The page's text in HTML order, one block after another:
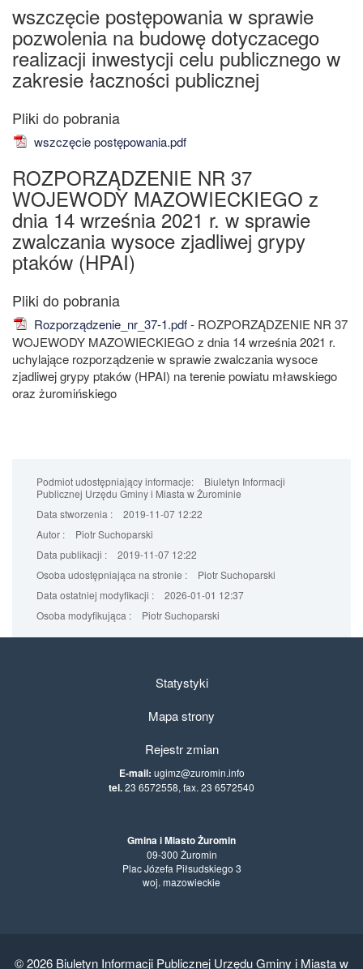
wszczęcie postępowania w sprawie
pozwolenia na budowę dotyczacego
realizacji inwestycji celu publicznego w
zakresie łaczności publicznej
wszczęcie postępowania.pdf
ROZPORZĄDZENIE NR 37
WOJEWODY MAZOWIECKIEGO z
dnia 14 września 2021 r. w sprawie
zwalczania wysoce zjadliwej grypy
ptaków (HPAI)
Rozporządzenie_nr_37-1.pdf- ROZPORZĄDZENIE NR 37
WOJEWODY MAZOWIECKIEGO z dnia 14 września 2021 r.
uchylające rozporządzenie w sprawie zwalczania wysoce
zjadliwej grypy ptaków (HPAI) na terenie powiatu mławskiego
oraz żuromińskiego
Podmiot udostępniający informacje:
Biuletyn Informacji
Publicznej Urzędu Gminy i Miasta w Żurominie
Data stworzenia :
2019-11-07 12:22
Autor :
Piotr Suchoparski
Data publikacji :
2019-11-07 12:22
Osoba udostępniająca na stronie :
Piotr Suchoparski
Data ostatniej modyfikacji :
2026-01-01 12:37
Osoba modyfikująca :
Piotr Suchoparski
Statystyki
Mapa strony
Rejestr zmian
E-mail: ugimz@zuromin.info
tel.23 6572558, fax. 23 6572540
Gmina i Miasto Żuromin
09-300 Żuromin
Plac Józefa Piłsudskiego 3
woj. mazowieckie
© 2026 Biuletyn Informacji Publicznej Urzędu Gminy i Miasta w